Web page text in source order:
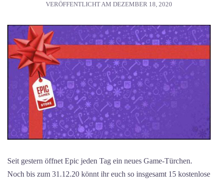
VERÖFFENTLICHT AM DEZEMBER 18, 2020
Seit gestern öffnet Epic jeden Tag ein neues Game-Türchen.
Noch bis zum 31.12.20 könnt ihr euch so insgesamt 15 kostenlose